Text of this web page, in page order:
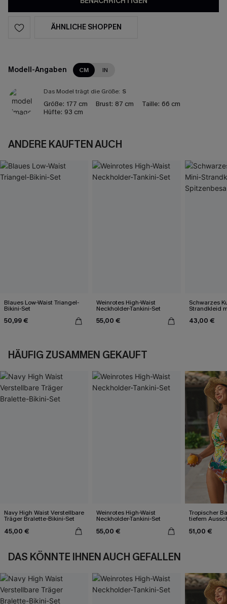
ÄHNLICHE SHOPPEN
Modell-Angaben CM IN
Das Model trägt die Größe: S
Größe: 177 cm Brust: 87 cm Taille: 66 cm
Hüfte: 93 cm
ANDERE KAUFTEN AUCH
Blaues Low-Waist Triangel-
Bikini-Set
50,99 €
Weinrotes High-Waist
Neckholder-Tankini-Set
55,00 €
Schwarzes
Strandkleid
43,00 €
HÄUFIG ZUSAMMEN GEKAUFT
Navy High Waist Verstellbare
Träger Bralette-Bikini-Set
45,00 €
Weinrotes High-Waist
Neckholder-Tankini-Set
55,00 €
Tropischer
tiefem
51,00 €
DAS KÖNNTE IHNEN AUCH GEFALLEN